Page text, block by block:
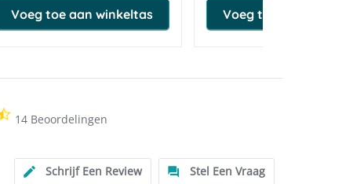
Voeg toe aan winkeltas Voeg toe aan winkeltas
4.5
star
14 Beoordelingen
Schrijf Een Review Stel Een Vraag